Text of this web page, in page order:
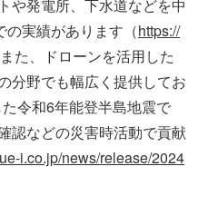
や発電所、下水道などを中
実績があります（https://
た、ドローンを活用した
分野でも幅広く提供してお
令和6年能登半島地震で
認などの災害時活動で貢献
i.co.jp/news/release/2024